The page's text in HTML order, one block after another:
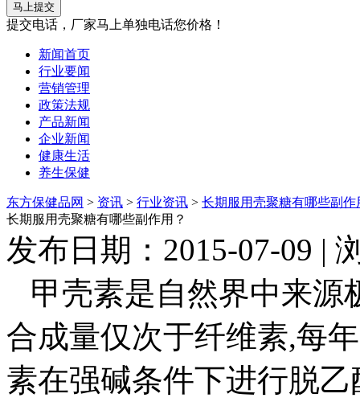
马上提交
提交电话，厂家马上单独电话您价格！
新闻首页
行业要闻
营销管理
政策法规
产品新闻
企业新闻
健康生活
养生保健
东方保健品网 > 资讯 > 行业资讯 > 长期服用壳聚糖有哪些副作
长期服用壳聚糖有哪些副作用？
发布日期：2015-07-09 |
甲壳素是自然界中来源
合成量仅次于纤维素,每
素在强碱条件下进行脱